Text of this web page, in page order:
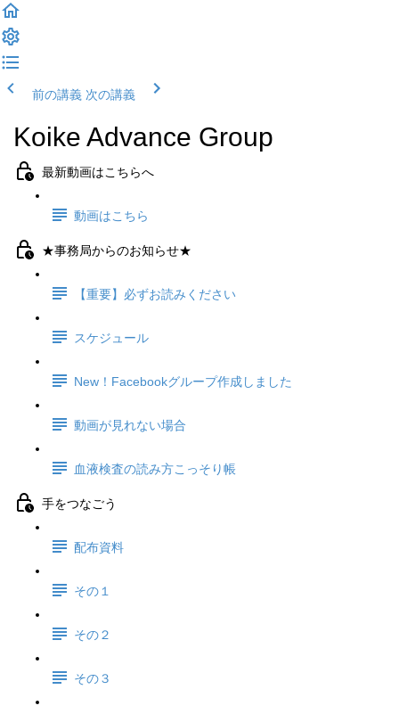
前の講義 次の講義
Koike Advance Group
最新動画はこちらへ
動画はこちら
★事務局からのお知らせ★
【重要】必ずお読みください
スケジュール
New！Facebookグループ作成しました
動画が見れない場合
血液検査の読み方こっそり帳
手をつなごう
配布資料
その１
その２
その３